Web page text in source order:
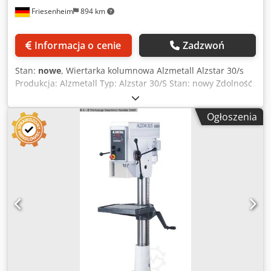
wszelkiej odpowiedzialności za wady fizyczne rzeczy, w
gwarancji. Nie ponosimy odpowiedzialności za działanie
maszyny. Sprzedaż wyłączająca odpowiedzialność za wady,
zgodnie z obowiązującymi przepisami.
Friesenheim 894 km
Informacja o cenie Zadzwoń
Stan: nowe, Wiertarka kolumnowa Alzmetall Alzstar 30/s
Produkcja: Alzmetall Typ: Alzstar 30/S Stan: nowy Zdolność
wiercenia w stali E335 (St 60) 30 mm Cięcie nici Stal E335
(St 60) M 16 Odlew EN-GJL-200 (GG20) M 20 Krótkie
wrzeciono MK 3 Skok wrzeciona 140 mm Projekcja 293 mm
Średnica kolumny 115 mm Stół maszynowy, podpora
użytkowa 514 x 360 mm Rowki T, liczba x szerokość x
odległość 2 x 14 x 224 mm Odległość od stołu
wrzecionowego min./max. 132/724 mm Karm rękę
Wysokość maszyny bez opcji ok. 1770 mm Cedpfxsy S Ar Hs
Acbjrf Masa netto ok. 260 kg Napęd bezstopniowy Silnik
750 / 1500 obr./min. 750 / 1500 obr./min Moc 1,0 / 1,6 kW
1,0 / 1,6 kW Prędkość obrotowa wrzeciona obr/min 225-
Ogłoszenia